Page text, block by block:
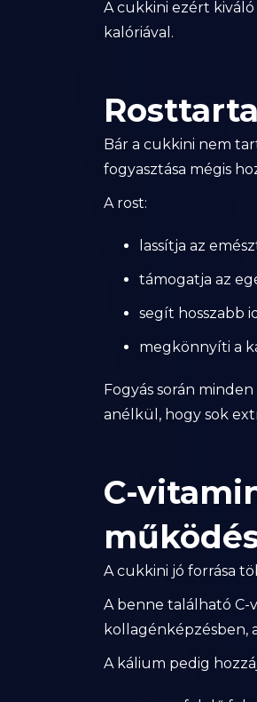
A cukkini ezért
kalóriával.
Bár a cukkini nem
fogyasztása mégis
A rost:
lassítja az
támogatja az
segít hosszabb
megkönnyíti a
Fogyás során
anélkül, hogy sok
C-
A cukkini jó forrása
A benne található C-
kollagénképzésben,
A kálium pedig